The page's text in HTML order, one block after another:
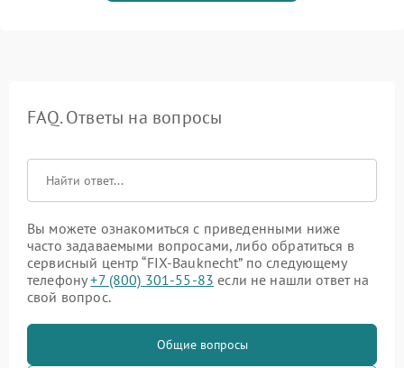
FAQ. Ответы на вопросы
Вы можете ознакомиться с приведенными ниже
часто задаваемыми вопросами, либо обратиться в
сервисный центр “FIX-Bauknecht” по следующему
телефону+7 (800) 301-55-83 если не нашли ответ на
свой вопрос.
Общие вопросы